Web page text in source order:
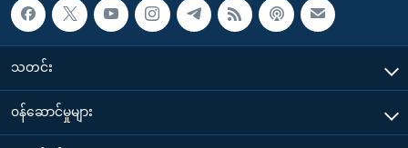
သတင်း
၀န်ဆောင်မှုများ